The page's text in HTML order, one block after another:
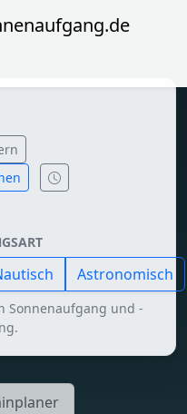
Astronomisch
Sonnenaufgang und -